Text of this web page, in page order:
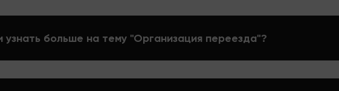
больше на тему "Организация переезда"?